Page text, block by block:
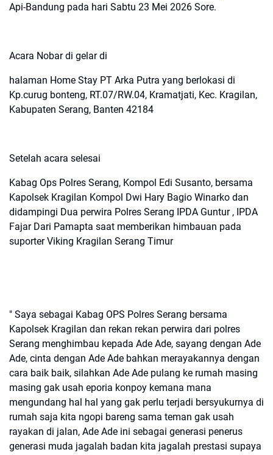
Api-Bandung pada hari Sabtu 23 Mei 2026 Sore.
Acara Nobar di gelar di
halaman Home Stay PT Arka Putra yang berlokasi di
Kp.curug bonteng, RT.07/RW.04, Kramatjati, Kec. Kragilan,
Kabupaten Serang, Banten 42184
Setelah acara selesai
Kabag Ops Polres Serang, Kompol Edi Susanto, bersama
Kapolsek Kragilan Kompol Dwi Hary Bagio Winarko dan
didampingi Dua perwira Polres Serang IPDA Guntur , IPDA
Fajar Dari Pamapta saat memberikan himbauan pada
suporter Viking Kragilan Serang Timur
" Saya sebagai Kabag OPS Polres Serang bersama
Kapolsek Kragilan dan rekan rekan perwira dari polres
Serang menghimbau kepada Ade Ade, sayang dengan Ade
Ade, cinta dengan Ade Ade bahkan merayakannya dengan
cara baik baik, silahkan Ade Ade pulang ke rumah masing
masing gak usah eporia konpoy kemana mana
mengundang hal hal yang gak perlu terjadi bersyukurnya di
rumah saja kita ngopi bareng sama teman gak usah
rayakan di jalan, Ade Ade ini sebagai generasi penerus
generasi muda jagalah badan kita jagalah prestasi supaya